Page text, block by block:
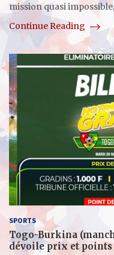
mission quasi
Continue Reading
SPORTS
Togo-Burkina
dévoile prix et points